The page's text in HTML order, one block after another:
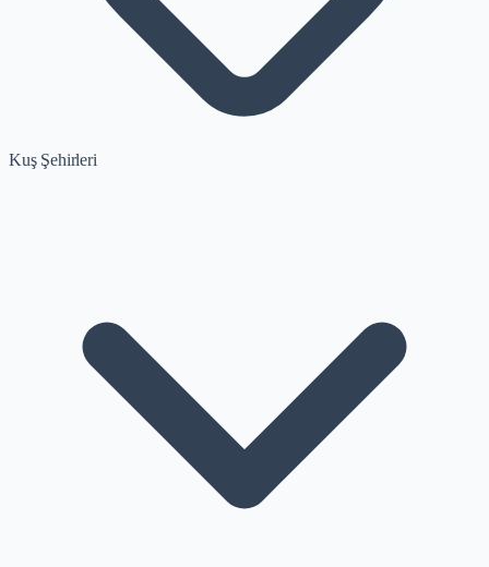
Kuş Şehirleri